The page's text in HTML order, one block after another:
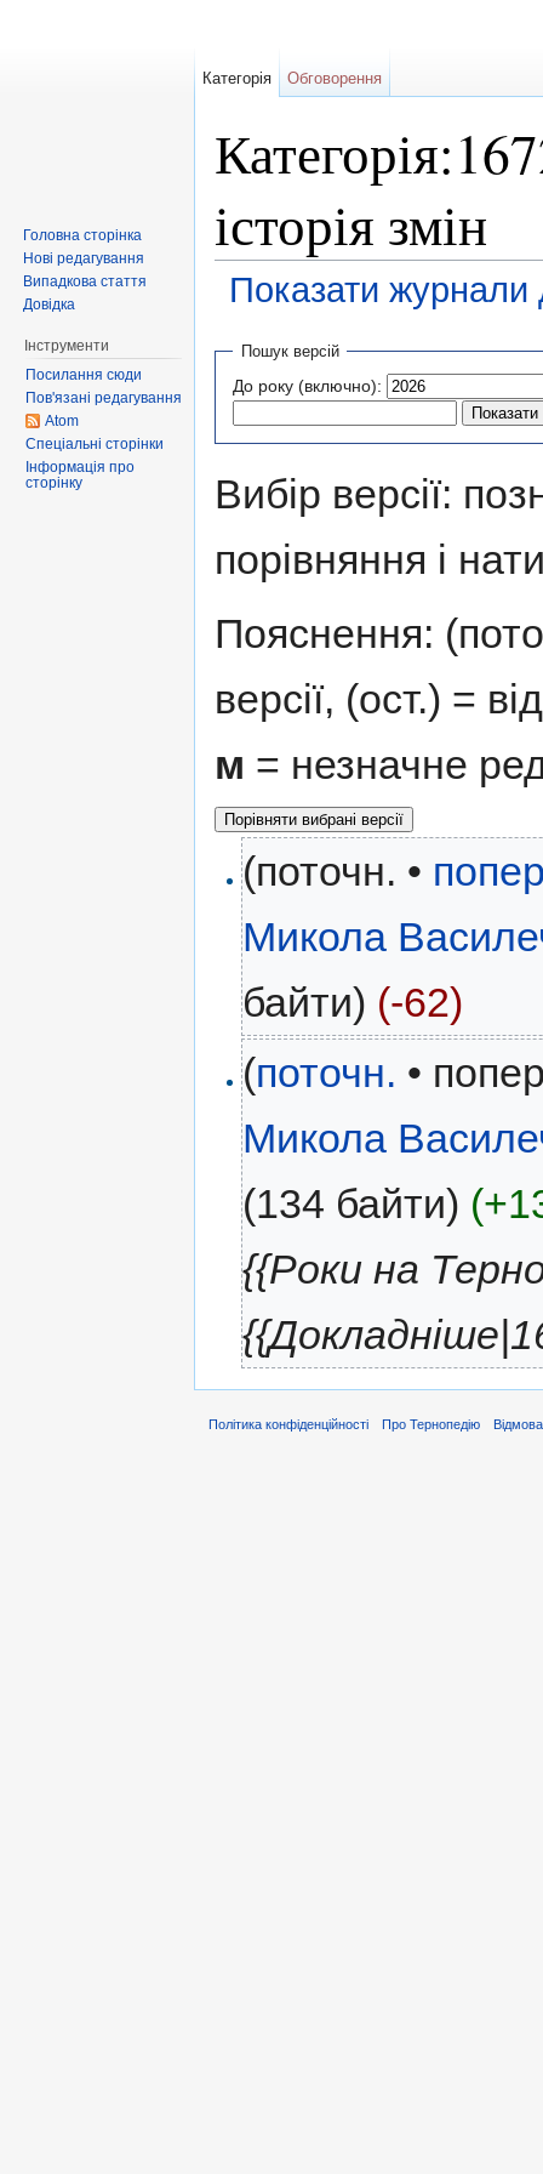
історія змін
Показати журнали
Пошук версій
До року (включно):
Вибір версії:
порівняння і
Пояснення:
версії, (ост.) =
м = незначне
(поточн. •
Микола
байти) (-62)
(поточн. •
Микола
(134 байти)
{{Роки на
Категорія Обговорення
Головна сторінка
Нові редагування
Випадкова стаття
Довідка
Інструменти
Посилання сюди
Пов'язані редагування
Atom
Спеціальні сторінки
Інформація про
сторінку
Політика конфіденційності Про Тернопедію